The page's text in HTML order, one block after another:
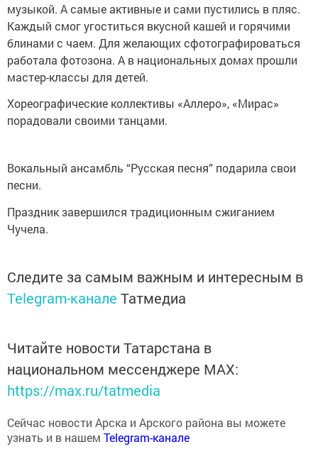
музыкой. А самые активные и сами пустились в пляс.
Каждый смог угоститься вкусной кашей и горячими
блинами с чаем. Для желающих сфотографироваться
работала фотозона. А в национальных домах прошли
мастер-классы для детей.
Хореографические коллективы «Аллеро», «Мирас»
порадовали своими танцами.
Вокальный ансамбль “Русская песня” подарила свои
песни.
Праздник завершился традиционным сжиганием
Чучела.
Следите за самым важным и интересным в
Telegram-канале Татмедиа
Читайте новости Татарстана в
национальном мессенджере MАХ:
https://max.ru/tatmedia
Сейчас новости Арска и Арского района вы можете
узнать и в нашем Telegram-канале